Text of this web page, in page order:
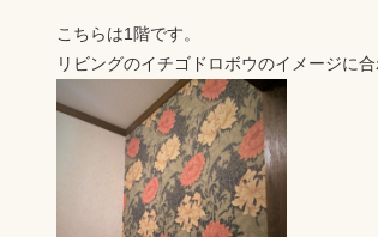
こちらは1階です。
リビングのイチゴドロボウのイメージに